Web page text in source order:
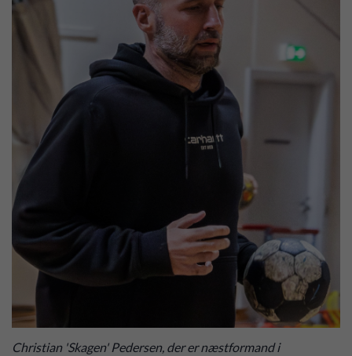
Christian 'Skagen' Pedersen, der er næstformand i